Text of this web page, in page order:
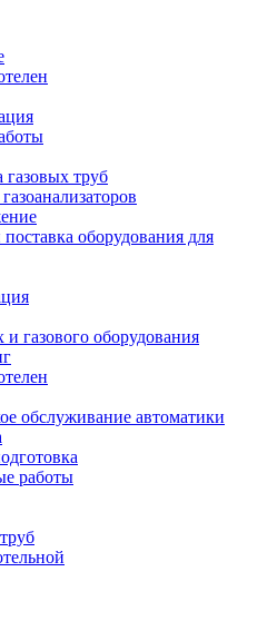
газовых труб
оборудования для
и газового оборудования
обслуживание автоматики
работы